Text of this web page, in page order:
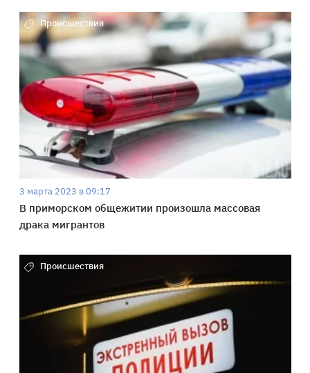
Происшествия
3 марта 2023 в 09:17
В приморском общежитии произошла массовая
драка мигрантов
Происшествия